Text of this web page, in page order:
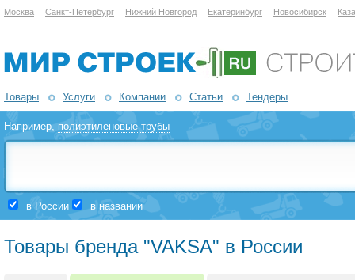
Москва Санкт-Петербург Нижний Новгород Екатеринбург Новосибирск
Товары Услуги Компании Статьи Тендеры
Например,полиэтиленовые трубы
в России в названии
Товары бренда "VAKSA" в России